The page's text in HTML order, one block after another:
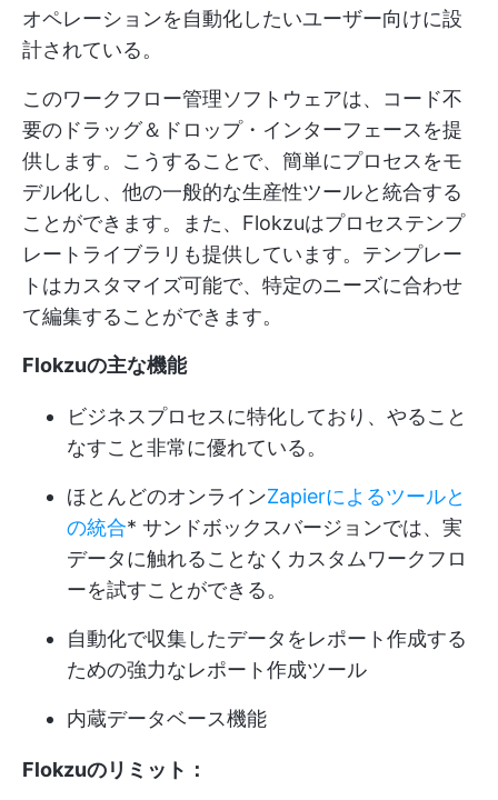
オペレーションを自動化したいユーザー向けに設
計されている。
このワークフロー管理ソフトウェアは、コード不
要のドラッグ＆ドロップ・インターフェースを提
供します。こうすることで、簡単にプロセスをモ
デル化し、他の一般的な生産性ツールと統合する
ことができます。また、Flokzuはプロセステンプ
レートライブラリも提供しています。テンプレー
トはカスタマイズ可能で、特定のニーズに合わせ
て編集することができます。
Flokzuの主な機能
ビジネスプロセスに特化しており、やること
なすこと非常に優れている。
ほとんどのオンラインZapierによるツールと
の統合* サンドボックスバージョンでは、実
データに触れることなくカスタムワークフロ
ーを試すことができる。
自動化で収集したデータをレポート作成する
ための強力なレポート作成ツール
内蔵データベース機能
Flokzuのリミット：